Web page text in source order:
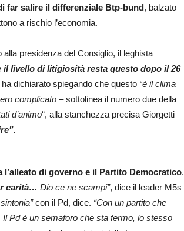
far salire il differenziale Btp-bund, balzato
a rischio l’economia.
presidenza del Consiglio, il leghista
il livello di litigiosità resta questo dopo il 26
ha dichiarato spiegando che questo “è il clima
complicato – sottolinea il numero due della
d’animo“, alla stanchezza precisa Giorgetti
l’alleato di governo e il Partito Democratico.
carità… Dio ce ne scampi”, dice il leader M5s
con il Pd, dice. “Con un partito che
Pd è un semaforo che sta fermo, lo stesso